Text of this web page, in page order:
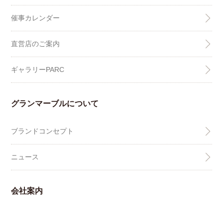
催事カレンダー
直営店のご案内
ギャラリーPARC
グランマーブルについて
ブランドコンセプト
ニュース
会社案内